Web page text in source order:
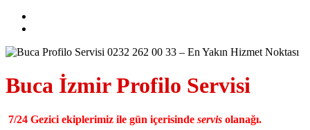
Buca İzmir Profilo Servisi
7/24 Gezici ekiplerimiz ile gün içerisinde servis olanağı.